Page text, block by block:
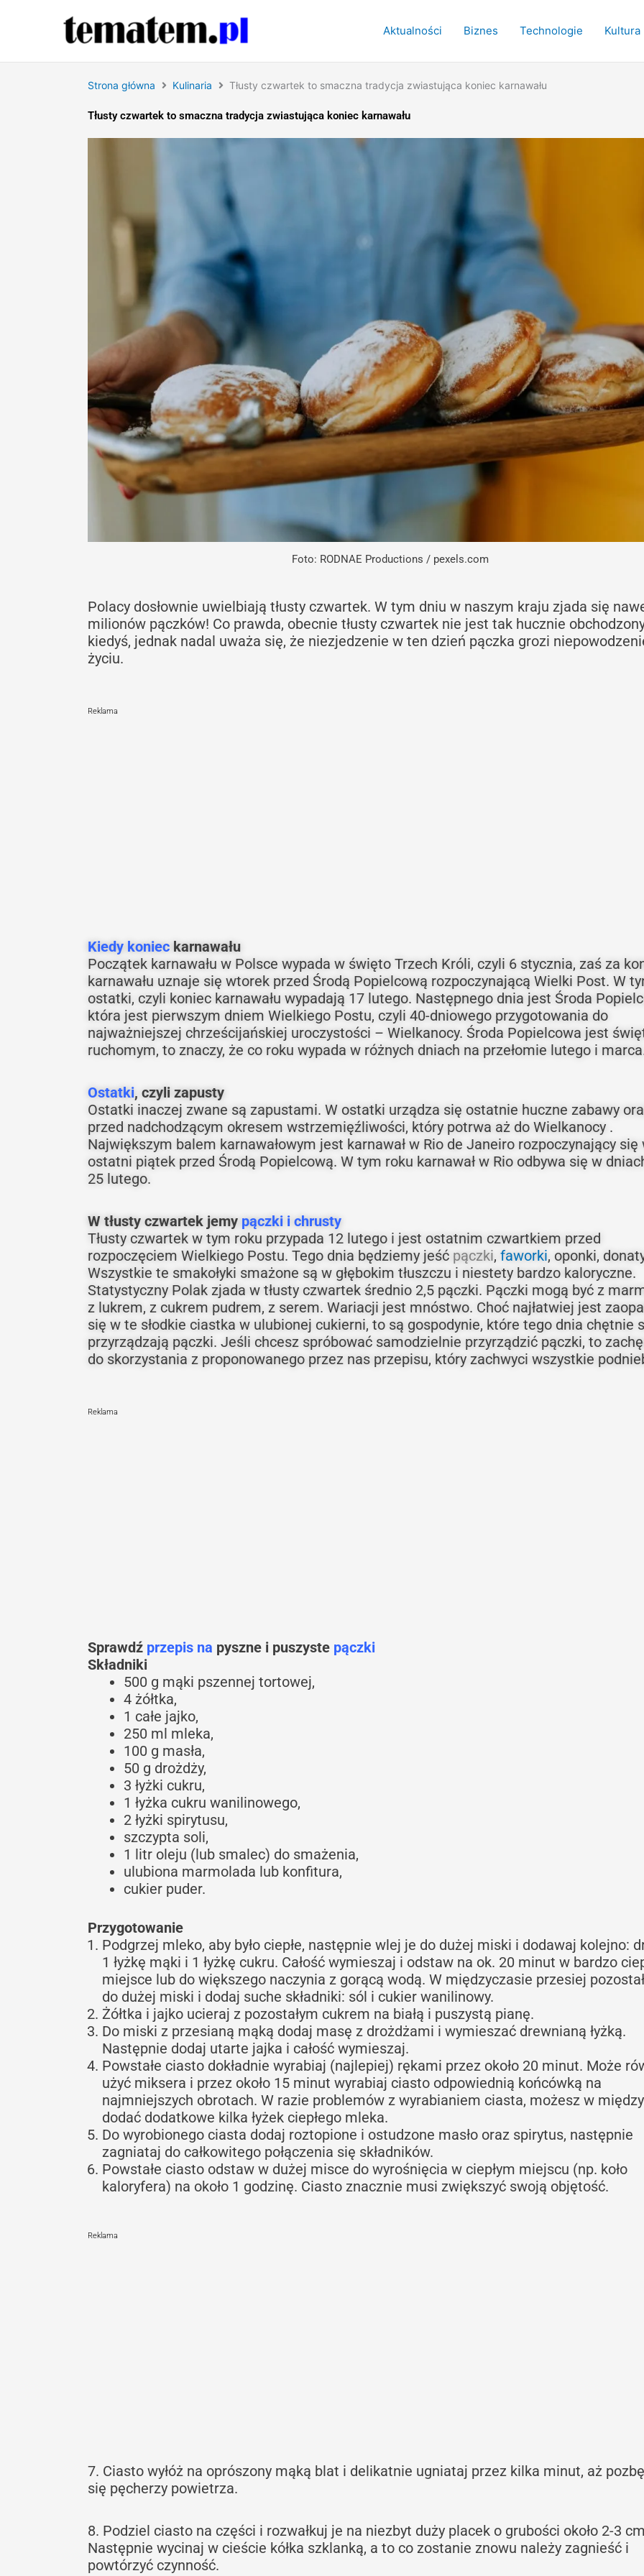
Aktualności Biznes Technologie Kultura
Strona główna Kulinaria Tłusty czwartek to smaczna tradycja zwiastująca koniec karnawału
Tłusty czwartek to smaczna tradycja zwiastująca koniec karnawału
Foto: RODNAE Productions / pexels.com
Polacy dosłownie uwielbiają tłusty czwartek. W tym dniu w naszym kraju zjada się
milionów pączków! Co prawda, obecnie tłusty czwartek nie jest tak hucznie
kiedyś, jednak nadal uważa się, że niezjedzenie w ten dzień pączka grozi
życiu.
Reklama
Kiedy koniec karnawału
Początek karnawału w Polsce wypada w święto Trzech Króli, czyli 6 stycznia, zaś za
karnawału uznaje się wtorek przed Środą Popielcową rozpoczynającą Wielki Post. W
ostatki, czyli koniec karnawału wypadają 17 lutego. Następnego dnia jest Środa
która jest pierwszym dniem Wielkiego Postu, czyli 40-dniowego przygotowania do
najważniejszej chrześcijańskiej uroczystości – Wielkanocy. Środa Popielcowa jest
ruchomym, to znaczy, że co roku wypada w różnych dniach na przełomie lutego i
Ostatki, czyli zapusty
Ostatki inaczej zwane są zapustami. W ostatki urządza się ostatnie huczne zabawy
przed nadchodzącym okresem wstrzemięźliwości, który potrwa aż do Wielkanocy .
Największym balem karnawałowym jest karnawał w Rio de Janeiro rozpoczynający się
ostatni piątek przed Środą Popielcową. W tym roku karnawał w Rio odbywa się w
25 lutego.
W tłusty czwartek jemy pączki i chrusty
Tłusty czwartek w tym roku przypada 12 lutego i jest ostatnim czwartkiem przed
rozpoczęciem Wielkiego Postu. Tego dnia będziemy jeść pączki, faworki, oponki,
Wszystkie te smakołyki smażone są w głębokim tłuszczu i niestety bardzo kaloryczne.
Statystyczny Polak zjada w tłusty czwartek średnio 2,5 pączki. Pączki mogą być z
z lukrem, z cukrem pudrem, z serem. Wariacji jest mnóstwo. Choć najłatwiej jest
się w te słodkie ciastka w ulubionej cukierni, to są gospodynie, które tego dnia chętnie
przyrządzają pączki. Jeśli chcesz spróbować samodzielnie przyrządzić pączki, to
do skorzystania z proponowanego przez nas przepisu, który zachwyci wszystkie
Reklama
Sprawdź przepis na pyszne i puszyste pączki
Składniki
500 g mąki pszennej tortowej,
4 żółtka,
1 całe jajko,
250 ml mleka,
100 g masła,
50 g drożdży,
3 łyżki cukru,
1 łyżka cukru wanilinowego,
2 łyżki spirytusu,
szczypta soli,
1 litr oleju (lub smalec) do smażenia,
ulubiona marmolada lub konfitura,
cukier puder.
Przygotowanie
Podgrzej mleko, aby było ciepłe, następnie wlej je do dużej miski i dodawaj kolejno:
1 łyżkę mąki i 1 łyżkę cukru. Całość wymieszaj i odstaw na ok. 20 minut w bardzo
miejsce lub do większego naczynia z gorącą wodą. W międzyczasie przesiej
do dużej miski i dodaj suche składniki: sól i cukier wanilinowy.
Żółtka i jajko ucieraj z pozostałym cukrem na białą i puszystą pianę.
Do miski z przesianą mąką dodaj masę z drożdżami i wymieszać drewnianą łyżką.
Następnie dodaj utarte jajka i całość wymieszaj.
Powstałe ciasto dokładnie wyrabiaj (najlepiej) rękami przez około 20 minut. Może
użyć miksera i przez około 15 minut wyrabiaj ciasto odpowiednią końcówką na
najmniejszych obrotach. W razie problemów z wyrabianiem ciasta, możesz w
dodać dodatkowe kilka łyżek ciepłego mleka.
Do wyrobionego ciasta dodaj roztopione i ostudzone masło oraz spirytus, następnie
zagniataj do całkowitego połączenia się składników.
Powstałe ciasto odstaw w dużej misce do wyrośnięcia w ciepłym miejscu (np. koło
kaloryfera) na około 1 godzinę. Ciasto znacznie musi zwiększyć swoją objętość.
Reklama
7. Ciasto wyłóż na oprószony mąką blat i delikatnie ugniataj przez kilka minut, aż
się pęcherzy powietrza.
8. Podziel ciasto na części i rozwałkuj je na niezbyt duży placek o grubości około 2-3
Następnie wycinaj w cieście kółka szklanką, a to co zostanie znowu należy zagnieść i
powtórzyć czynność.